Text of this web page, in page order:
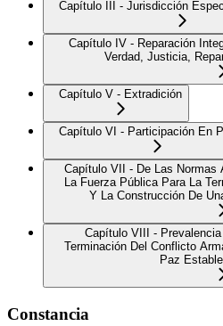
Capítulo III - Jurisdicción
Capítulo IV - Reparación
Verdad, Justicia,
Capítulo V - Extradición
Capítulo VI - Participación En
Capítulo VII - De Las Normas
La Fuerza Pública Para La
Y La Construcción De
Capítulo VIII -
Terminación Del Conflicto
Paz
Constancia